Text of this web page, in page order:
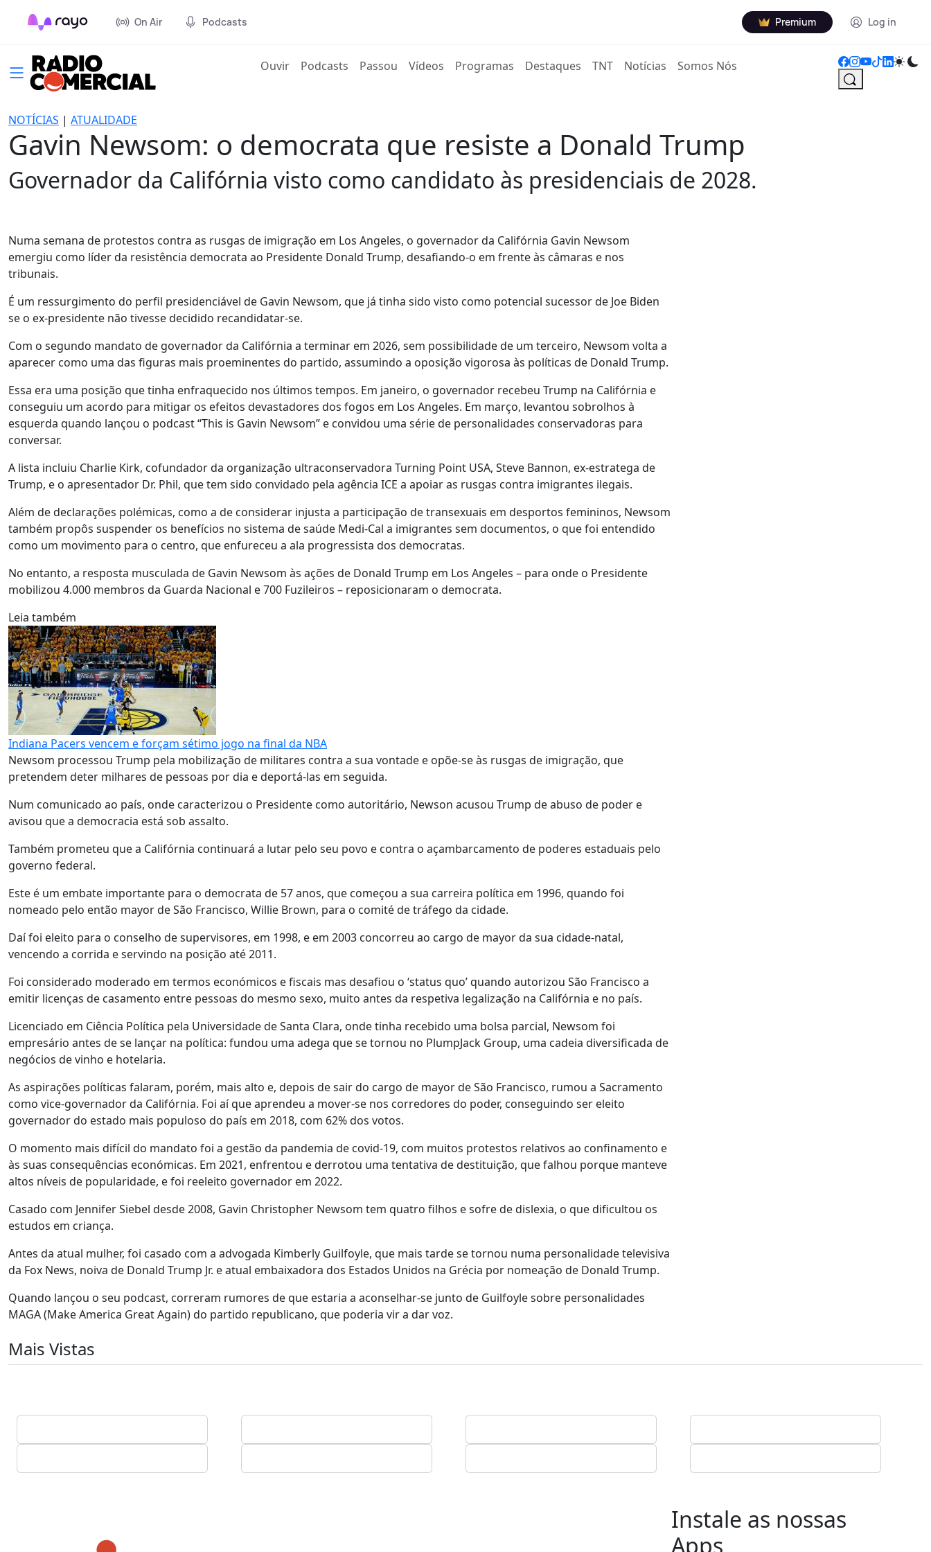
On Air Podcasts Premium Log in
Ouvir(current)
Podcasts Passou Vídeos Programas Destaques TNT Notícias Somos Nós
NOTÍCIAS | ATUALIDADE
Gavin Newsom: o democrata que resiste a Donald Trump
Governador da Califórnia visto como candidato às presidenciais de 2028.
Numa semana de protestos contra as rusgas de imigração em Los Angeles, o governador da Califórnia Gavin Newsom
emergiu como líder da resistência democrata ao Presidente Donald Trump, desafiando-o em frente às câmaras e nos
tribunais.
É um ressurgimento do perfil presidenciável de Gavin Newsom, que já tinha sido visto como potencial sucessor de Joe Biden
se o ex-presidente não tivesse decidido recandidatar-se.
Com o segundo mandato de governador da Califórnia a terminar em 2026, sem possibilidade de um terceiro, Newsom volta a
aparecer como uma das figuras mais proeminentes do partido, assumindo a oposição vigorosa às políticas de Donald Trump.
Essa era uma posição que tinha enfraquecido nos últimos tempos. Em janeiro, o governador recebeu Trump na Califórnia e
conseguiu um acordo para mitigar os efeitos devastadores dos fogos em Los Angeles. Em março, levantou sobrolhos à
esquerda quando lançou o podcast “This is Gavin Newsom” e convidou uma série de personalidades conservadoras para
conversar.
A lista incluiu Charlie Kirk, cofundador da organização ultraconservadora Turning Point USA, Steve Bannon, ex-estratega de
Trump, e o apresentador Dr. Phil, que tem sido convidado pela agência ICE a apoiar as rusgas contra imigrantes ilegais.
Além de declarações polémicas, como a de considerar injusta a participação de transexuais em desportos femininos, Newsom
também propôs suspender os benefícios no sistema de saúde Medi-Cal a imigrantes sem documentos, o que foi entendido
como um movimento para o centro, que enfureceu a ala progressista dos democratas.
No entanto, a resposta musculada de Gavin Newsom às ações de Donald Trump em Los Angeles – para onde o Presidente
mobilizou 4.000 membros da Guarda Nacional e 700 Fuzileiros – reposicionaram o democrata.
Leia também
Indiana Pacers vencem e forçam sétimo jogo na final da NBA
Newsom processou Trump pela mobilização de militares contra a sua vontade e opõe-se às rusgas de imigração, que
pretendem deter milhares de pessoas por dia e deportá-las em seguida.
Num comunicado ao país, onde caracterizou o Presidente como autoritário, Newson acusou Trump de abuso de poder e
avisou que a democracia está sob assalto.
Também prometeu que a Califórnia continuará a lutar pelo seu povo e contra o açambarcamento de poderes estaduais pelo
governo federal.
Este é um embate importante para o democrata de 57 anos, que começou a sua carreira política em 1996, quando foi
nomeado pelo então mayor de São Francisco, Willie Brown, para o comité de tráfego da cidade.
Daí foi eleito para o conselho de supervisores, em 1998, e em 2003 concorreu ao cargo de mayor da sua cidade-natal,
vencendo a corrida e servindo na posição até 2011.
Foi considerado moderado em termos económicos e fiscais mas desafiou o ‘status quo’ quando autorizou São Francisco a
emitir licenças de casamento entre pessoas do mesmo sexo, muito antes da respetiva legalização na Califórnia e no país.
Licenciado em Ciência Política pela Universidade de Santa Clara, onde tinha recebido uma bolsa parcial, Newsom foi
empresário antes de se lançar na política: fundou uma adega que se tornou no PlumpJack Group, uma cadeia diversificada de
negócios de vinho e hotelaria.
As aspirações políticas falaram, porém, mais alto e, depois de sair do cargo de mayor de São Francisco, rumou a Sacramento
como vice-governador da Califórnia. Foi aí que aprendeu a mover-se nos corredores do poder, conseguindo ser eleito
governador do estado mais populoso do país em 2018, com 62% dos votos.
O momento mais difícil do mandato foi a gestão da pandemia de covid-19, com muitos protestos relativos ao confinamento e
às suas consequências económicas. Em 2021, enfrentou e derrotou uma tentativa de destituição, que falhou porque manteve
altos níveis de popularidade, e foi reeleito governador em 2022.
Casado com Jennifer Siebel desde 2008, Gavin Christopher Newsom tem quatro filhos e sofre de dislexia, o que dificultou os
estudos em criança.
Antes da atual mulher, foi casado com a advogada Kimberly Guilfoyle, que mais tarde se tornou numa personalidade televisiva
da Fox News, noiva de Donald Trump Jr. e atual embaixadora dos Estados Unidos na Grécia por nomeação de Donald Trump.
Quando lançou o seu podcast, correram rumores de que estaria a aconselhar-se junto de Guilfoyle sobre personalidades
MAGA (Make America Great Again) do partido republicano, que poderia vir a dar voz.
Mais Vistas
Instale as nossas
Apps